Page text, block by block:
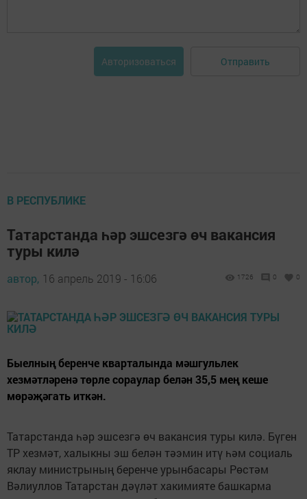
Авторизоваться Отправить
В РЕСПУБЛИКЕ
Татарстанда һәр эшсезгә өч вакансия
туры килә
автор, 16 апрель 2019 - 16:06 1726 0 0
Быелның беренче кварталында мәшгульлек
хезмәтләренә төрле сораулар белән 35,5 мең кеше
мөрәҗәгать иткән.
Татарстанда һәр эшсезгә өч вакансия туры килә. Бүген
ТР хезмәт, халыкны эш белән тәэмин итү һәм социаль
яклау министрының беренче урынбасары Рөстәм
Вәлиуллов Татарстан дәүләт хакимияте башкарма